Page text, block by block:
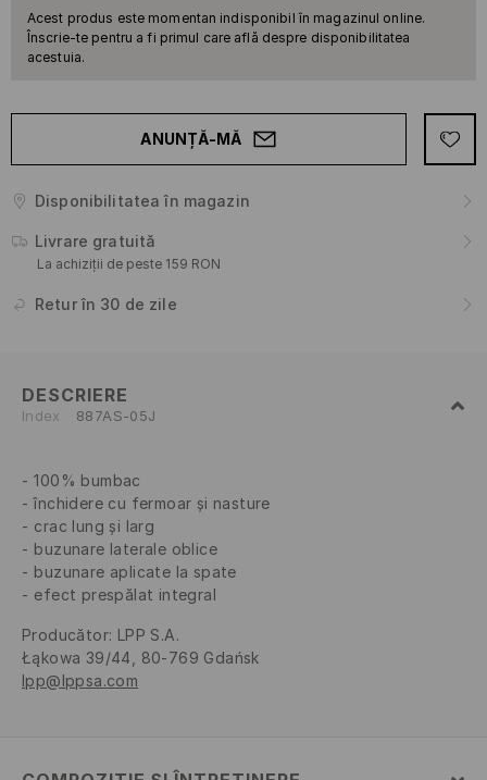
Acest produs este momentan indisponibil în magazinul online.
Înscrie-te pentru a fi primul care află despre disponibilitatea
acestuia.
ANUNȚĂ-MĂ
Disponibilitatea în magazin
Livrare gratuită
La achiziții de peste 159 RON
Retur în 30 de zile
DESCRIERE
Index 887AS-05J
100% bumbac
închidere cu fermoar și nasture
crac lung și larg
buzunare laterale oblice
buzunare aplicate la spate
efect prespălat integral
Producător: LPP S.A.
Łąkowa 39/44, 80-769 Gdańsk
lpp@lppsa.com